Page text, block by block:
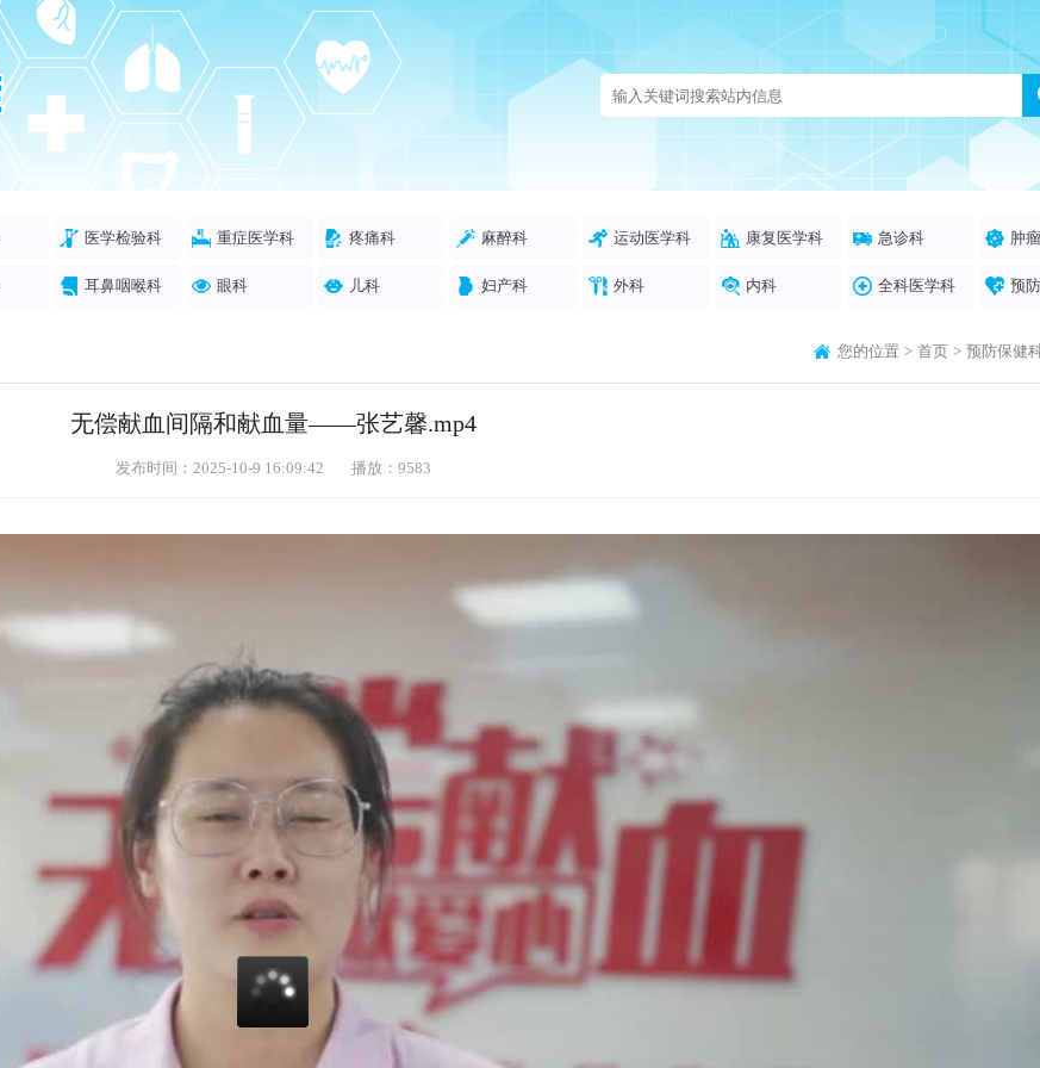
医学检验科 重症医学科 疼痛科 麻醉科 运动医学科 康复医学科 急诊科 肿
耳鼻咽喉科 眼科 儿科 妇产科 外科 内科 全科医学科 预
您的位置 > 首页 > 预防保健
无偿献血间隔和献血量——张艺馨.mp4
发布时间：2025-10-9 16:09:42 播放：9583